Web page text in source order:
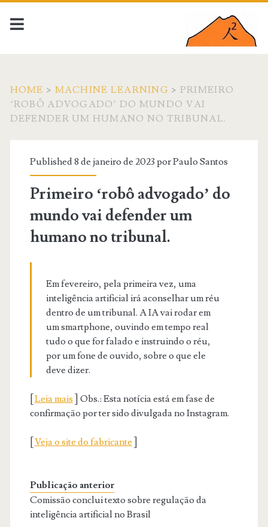
HOME > MACHINE LEARNING > PRIMEIRO
‘ROBÔ ADVOGADO’ DO MUNDO VAI
DEFENDER UM HUMANO NO TRIBUNAL.
Published 8 de janeiro de 2023 porPaulo Santos
Primeiro ‘robô advogado’ do
mundo vai defender um
humano no tribunal.
Em fevereiro, pela primeira vez, uma
inteligência artificial irá aconselhar um réu
dentro de um tribunal. A IA vai rodar em
um smartphone, ouvindo em tempo real
tudo o que for falado e instruindo o réu,
por um fone de ouvido, sobre o que ele
deve dizer.
Leia mais ] Obs.: Esta notícia está em fase de
confirmação por ter sido divulgada no Instagram.
Veja o site do fabricante
Publicação anterior
Comissão conclui texto sobre regulação da
inteligência artificial no Brasil